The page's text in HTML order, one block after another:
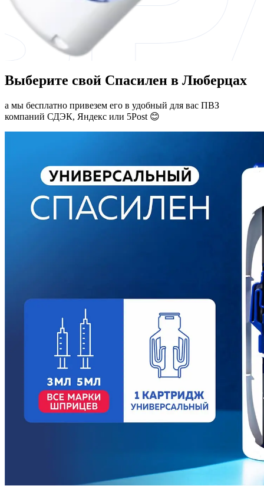
Выберите свой Спасилен в Люберцах
а мы бесплатно привезем его в удобный для вас ПВЗ
компаний СДЭК, Яндекс или 5Post 😊